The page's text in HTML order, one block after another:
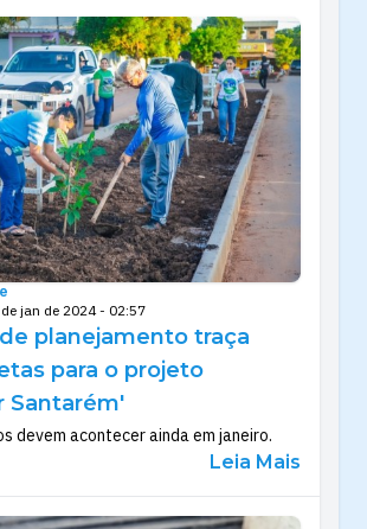
jan de 2024 - 02:57
planejamento traça
para o projeto
Santarém'
devem acontecer ainda em janeiro.
Leia Mais